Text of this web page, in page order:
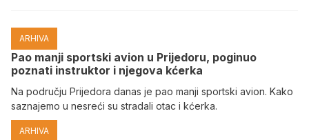
ARHIVA
Pao manji sportski avion u Prijedoru, poginuo
poznati instruktor i njegova kćerka
Na području Prijedora danas je pao manji sportski avion. Kako
saznajemo u nesreći su stradali otac i kćerka.
ARHIVA